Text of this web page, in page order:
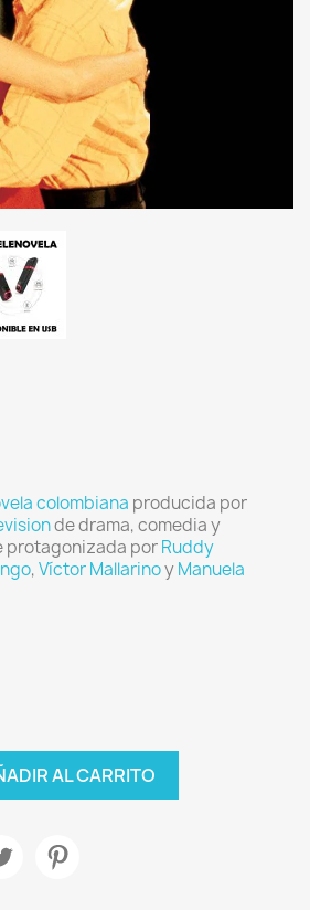
colombiana producida por
de drama, comedia y
protagonizada porRuddy
,Víctor MallarinoyManuela
AL CARRITO